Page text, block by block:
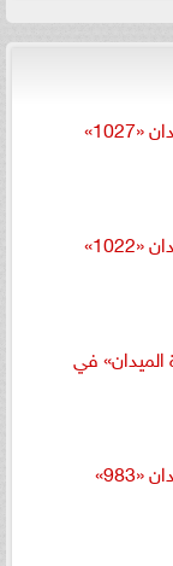
الميدان» في